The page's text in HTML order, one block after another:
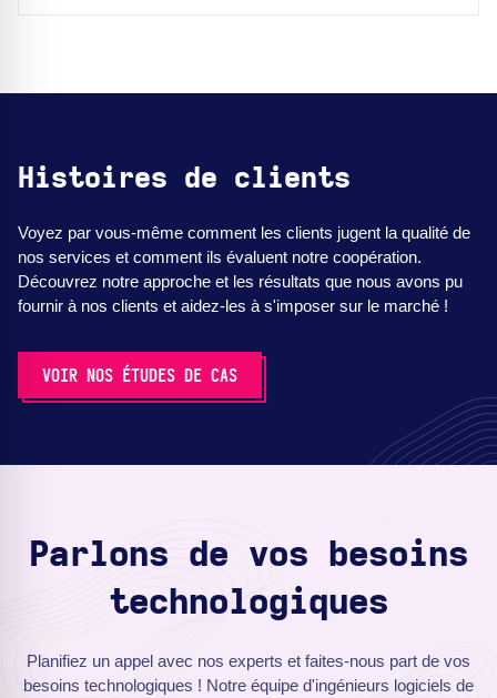
Histoires de clients
Voyez par vous-même comment les clients jugent la qualité de
nos services et comment ils évaluent notre coopération.
Découvrez notre approche et les résultats que nous avons pu
fournir à nos clients et aidez-les à s'imposer sur le marché !
VOIR NOS ÉTUDES DE CAS
Parlons de vos besoins
technologiques
Planifiez un appel avec nos experts et faites-nous part de vos
besoins technologiques ! Notre équipe d'ingénieurs logiciels de